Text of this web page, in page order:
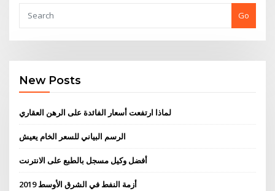
Go
New Posts
لماذا ارتفعت أسعار الفائدة على الرهن العقاري
الرسم البياني للسعر الخام يعيش
أفضل وكيل مسجل بالطبع على الانترنت
أزمة النفط في الشرق الأوسط 2019